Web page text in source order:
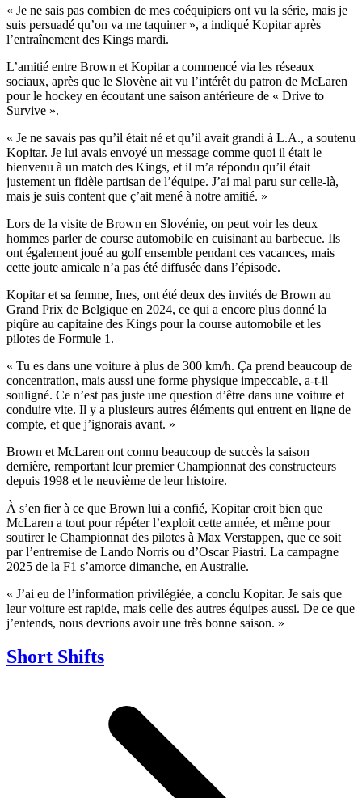
« Je ne sais pas combien de mes coéquipiers ont vu la série, mais je
suis persuadé qu’on va me taquiner », a indiqué Kopitar après
l’entraînement des Kings mardi.
L’amitié entre Brown et Kopitar a commencé via les réseaux
sociaux, après que le Slovène ait vu l’intérêt du patron de McLaren
pour le hockey en écoutant une saison antérieure de « Drive to
Survive ».
« Je ne savais pas qu’il était né et qu’il avait grandi à L.A., a soutenu
Kopitar. Je lui avais envoyé un message comme quoi il était le
bienvenu à un match des Kings, et il m’a répondu qu’il était
justement un fidèle partisan de l’équipe. J’ai mal paru sur celle-là,
mais je suis content que ç’ait mené à notre amitié. »
Lors de la visite de Brown en Slovénie, on peut voir les deux
hommes parler de course automobile en cuisinant au barbecue. Ils
ont également joué au golf ensemble pendant ces vacances, mais
cette joute amicale n’a pas été diffusée dans l’épisode.
Kopitar et sa femme, Ines, ont été deux des invités de Brown au
Grand Prix de Belgique en 2024, ce qui a encore plus donné la
piqûre au capitaine des Kings pour la course automobile et les
pilotes de Formule 1.
« Tu es dans une voiture à plus de 300 km/h. Ça prend beaucoup de
concentration, mais aussi une forme physique impeccable, a-t-il
souligné. Ce n’est pas juste une question d’être dans une voiture et
conduire vite. Il y a plusieurs autres éléments qui entrent en ligne de
compte, et que j’ignorais avant. »
Brown et McLaren ont connu beaucoup de succès la saison
dernière, remportant leur premier Championnat des constructeurs
depuis 1998 et le neuvième de leur histoire.
À s’en fier à ce que Brown lui a confié, Kopitar croit bien que
McLaren a tout pour répéter l’exploit cette année, et même pour
soutirer le Championnat des pilotes à Max Verstappen, que ce soit
par l’entremise de Lando Norris ou d’Oscar Piastri. La campagne
2025 de la F1 s’amorce dimanche, en Australie.
« J’ai eu de l’information privilégiée, a conclu Kopitar. Je sais que
leur voiture est rapide, mais celle des autres équipes aussi. De ce que
j’entends, nous devrions avoir une très bonne saison. »
Short Shifts